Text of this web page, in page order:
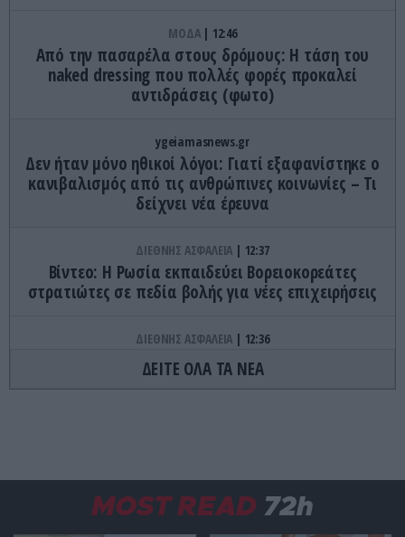
ΜΟΔΑ 12:46
Από την πασαρέλα στους δρόμους: Η τάση του
naked dressing που πολλές φορές προκαλεί
αντιδράσεις (φωτο)
ygeiamasnews.gr
Δεν ήταν μόνο ηθικοί λόγοι: Γιατί εξαφανίστηκε ο
κανιβαλισμός από τις ανθρώπινες κοινωνίες – Τι
δείχνει νέα έρευνα
ΔΙΕΘΝΗΣ ΑΣΦΑΛΕΙΑ 12:37
Βίντεο: Η Ρωσία εκπαιδεύει Βορειοκορεάτες
στρατιώτες σε πεδία βολής για νέες επιχειρήσεις
ΔΙΕΘΝΗΣ ΑΣΦΑΛΕΙΑ 12:36
Β.Ζαλούζνι: «Η Ρωσία έχει βρει αντίμετρα για
σχεδόν όλα τα οπλικά συστήματα του ΝΑΤΟ που
βλέπετε πρώτο; (φώτο)
ΔΕΙΤΕ ΟΛΑ ΤΑ ΝΕΑ
MOST READ 72h